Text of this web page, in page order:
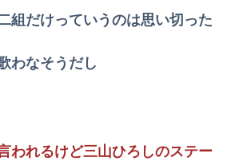
組だけっていうのは思い切った
わなそうだし
われるけど三山ひろしのステー